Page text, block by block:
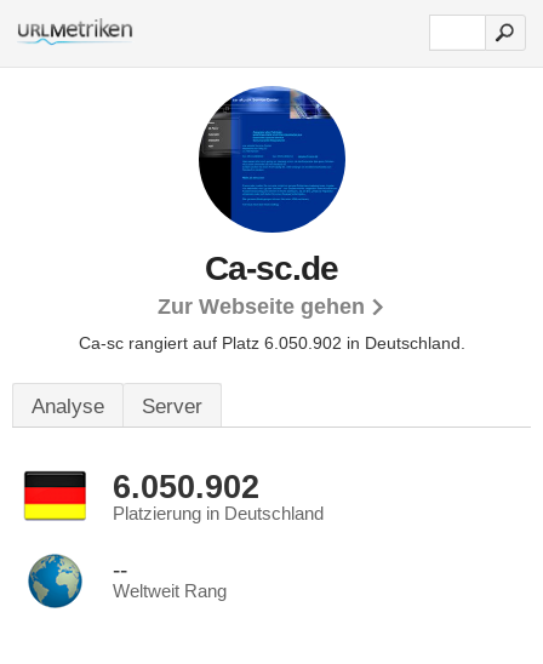
Ca-sc.de
Zur Webseite gehen
Ca-sc rangiert auf Platz 6.050.902 in Deutschland.
Analyse Server
6.050.902
Platzierung in Deutschland
--
Weltweit Rang